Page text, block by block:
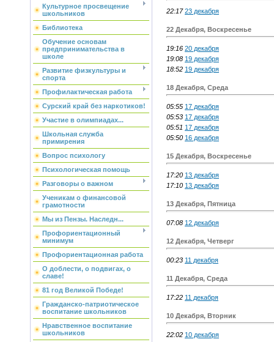
Культурное просвещение
школьников
Библиотека
Обучение основам
предпринимательства в
школе
Развитие физкультуры и
спорта
Профилактическая работа
Сурский край без наркотиков!
Участие в олимпиадах...
Школьная служба
примирения
Вопрос психологу
Психологическая помощь
Разговоры о важном
Ученикам о финансовой
грамотности
Мы из Пензы. Наследн...
Профориентационный
минимум
Профориентационная работа
О доблести, о подвигах, о
славе!
81 год Великой Победе!
Гражданско-патриотическое
воспитание школьников
Нравственное воспитание
школьников
22:17 23 декабря
22 Декабря, Воскресенье
19:16 20 декабря
19:08 19 декабря
18:52 19 декабря
18 Декабря, Среда
05:55 17 декабря
05:53 17 декабря
05:51 17 декабря
05:50 16 декабря
15 Декабря, Воскресенье
17:20 13 декабря
17:10 13 декабря
13 Декабря, Пятница
07:08 12 декабря
12 Декабря, Четверг
00:23 11 декабря
11 Декабря, Среда
17:22 11 декабря
10 Декабря, Вторник
22:02 10 декабря